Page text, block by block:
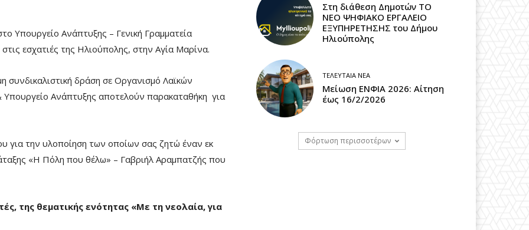
Υπουργείο Ανάπτυξης – Γενική Γραμματεία
εσχατιές της Ηλιούπολης, στην Αγία Μαρίνα.
συνδικαλιστική δράση σε Οργανισμό Λαϊκών
Ανάπτυξης αποτελούν παρακαταθήκη για
για την υλοποίηση των οποίων σας ζητώ έναν εκ
«Η Πόλη που θέλω» – Γαβριήλ Αραμπατζής που
της θεματικής ενότητας «Με τη νεολαία, για
Στη διάθεση Δημοτών ΤΟ
ΝΕΟ ΨΗΦΙΑΚΟ ΕΡΓΑΛΕΙΟ
ΕΞΥΠΗΡΕΤΗΣΗΣ του Δήμου
Ηλιούπολης
ΤΕΛΕΥΤΑΊΑ ΝΈΑ
Μείωση ΕΝΦΙΑ 2026: Αίτηση
έως 16/2/2026
Φόρτωση περισσοτέρων